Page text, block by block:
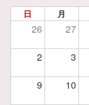
日 月
26 27
2 3
9 10